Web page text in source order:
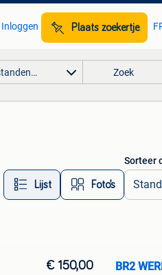
Inloggen Plaats zoekertje
Zoek
Lijst Foto’s
Sorteer
€ 150,00 BR2